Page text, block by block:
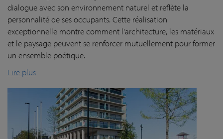
dialogue avec son environnement naturel et reflète la
personnalité de ses occupants. Cette réalisation
exceptionnelle montre comment l'architecture, les matériaux
et le paysage peuvent se renforcer mutuellement pour former
un ensemble poétique.
Lire plus